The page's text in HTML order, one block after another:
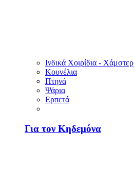
Ινδικά Χοιρίδια - Χάμστερ
Κουνέλια
Πτηνά
Ψάρια
Ερπετά
Για τον Κηδεμόνα